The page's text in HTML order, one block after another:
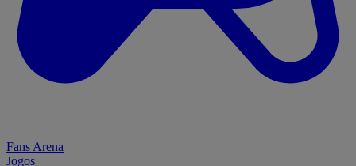
Fans Arena
Jogos